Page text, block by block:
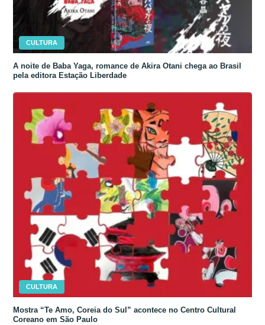
CULTURA
A noite de Baba Yaga, romance de Akira Otani chega ao Brasil
pela editora Estação Liberdade
CULTURA
Mostra “Te Amo, Coreia do Sul” acontece no Centro Cultural
Coreano em São Paulo